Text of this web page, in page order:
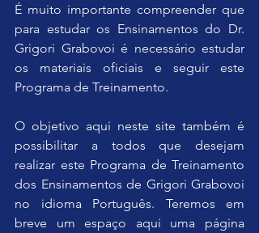
É muito importante compreender que
para estudar os Ensinamentos do Dr.
Grigori Grabovoi é necessário estudar
os materiais oficiais e seguir este
Programa de Treinamento.
O objetivo aqui neste site também é
possibilitar a todos que desejam
realizar este Programa de Treinamento
dos Ensinamentos de Grigori Grabovoi
no idioma Português. Teremos em
breve um espaço aqui uma página